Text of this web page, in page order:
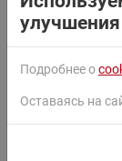
Подробнее о
Оставаясь на